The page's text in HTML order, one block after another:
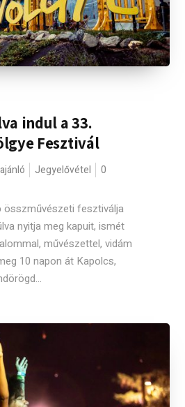
indul a 33.
Fesztivál
Jegyelővétel
0
összművészeti fesztiválja
nyitja meg kapuit, ismét
művészettel, vidám
10 napon át Kapolcs,